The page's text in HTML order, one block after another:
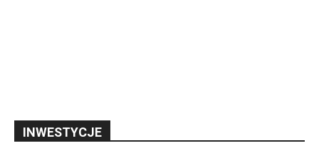
INWESTYCJE